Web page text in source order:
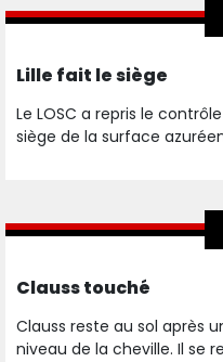
Lille fait le siège
Le LOSC a repris le
siège de la surface
Clauss touché
Clauss reste au sol après
niveau de la cheville. Il se